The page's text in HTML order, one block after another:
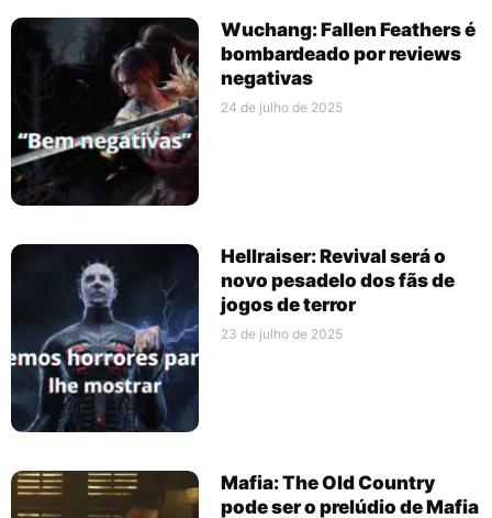
Wuchang: Fallen Feathers é
bombardeado por reviews
negativas
24 de julho de 2025
Hellraiser: Revival será o
novo pesadelo dos fãs de
jogos de terror
23 de julho de 2025
Mafia: The Old Country
pode ser o prelúdio de Mafia